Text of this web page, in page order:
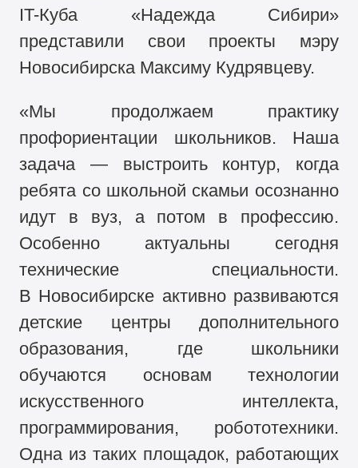
IT-Куба «Надежда Сибири»
представили свои проекты мэру
Новосибирска Максиму Кудрявцеву.
«Мы продолжаем практику
профориентации школьников. Наша
задача — выстроить контур, когда
ребята со школьной скамьи осознанно
идут в вуз, а потом в профессию.
Особенно актуальны сегодня
технические специальности.
В Новосибирске активно развиваются
детские центры дополнительного
образования, где школьники
обучаются основам технологии
искусственного интеллекта,
программирования, робототехники.
Одна из таких площадок, работающих